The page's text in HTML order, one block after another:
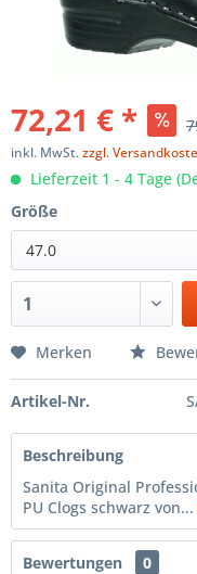
72,21 € *
inkl. MwSt.zzgl.
Lieferzeit 1 - 4 Tage
Größe
47.0
Merken
Artikel-Nr.
Beschreibung
Sanita Original
PU Clogs schwarz von...
Bewertungen
0